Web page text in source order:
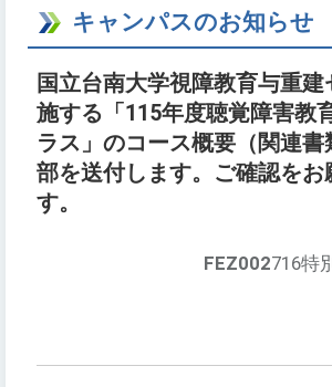
キャンパスのお知らせ
国立台南大学視障教育与重
施する「115年度聴覚障害教
ラス」のコース概要（関連書
部を送付します。ご確認をお
す。
FEZ002716特